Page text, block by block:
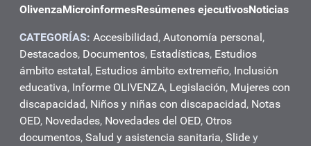
OlivenzaMicroinformesResúmenes ejecutivosNoticias
CATEGORÍAS: Accesibilidad, Autonomía personal,
Destacados, Documentos, Estadísticas, Estudios
ámbito estatal, Estudios ámbito extremeño, Inclusión
educativa, Informe OLIVENZA, Legislación, Mujeres con
discapacidad, Niños y niñas con discapacidad, Notas
OED, Novedades, Novedades del OED, Otros
documentos, Salud y asistencia sanitaria, Slide y